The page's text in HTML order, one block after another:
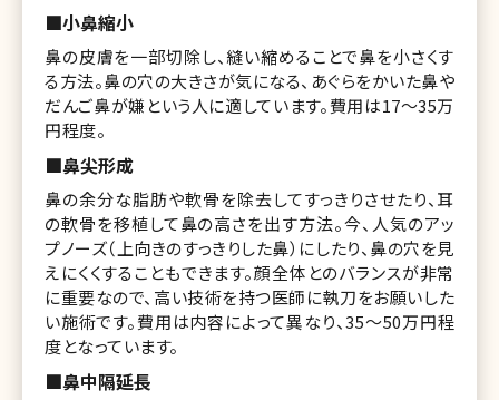
■小鼻縮小
鼻の皮膚を一部切除し、縫い縮めることで鼻を小さくす
る方法。鼻の穴の大きさが気になる、あぐらをかいた鼻や
だんご鼻が嫌という人に適しています。費用は17〜35万
円程度。
■鼻尖形成
鼻の余分な脂肪や軟骨を除去してすっきりさせたり、耳
の軟骨を移植して鼻の高さを出す方法。今、人気のアッ
プノーズ（上向きのすっきりした鼻）にしたり、鼻の穴を見
えにくくすることもできます。顔全体とのバランスが非常
に重要なので、高い技術を持つ医師に執刀をお願いした
い施術です。費用は内容によって異なり、35〜50万円程
度となっています。
■鼻中隔延長